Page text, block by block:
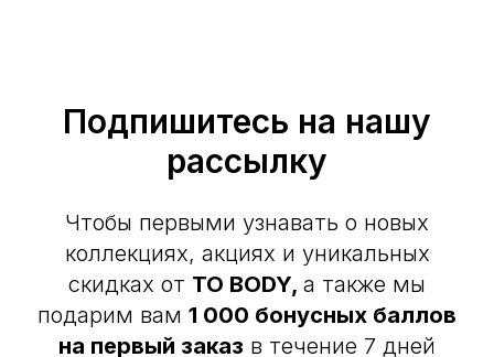
Подпишитесь на нашу
рассылку
Чтобы первыми узнавать о новых
коллекциях, акциях и уникальных
скидках от TO BODY, а также мы
подарим вам 1 000 бонусных баллов
на первый заказ в течение 7 дней